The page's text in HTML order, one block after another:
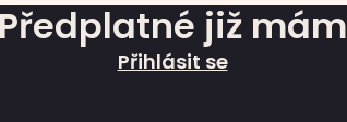
Předplatné již mám
Přihlásit se